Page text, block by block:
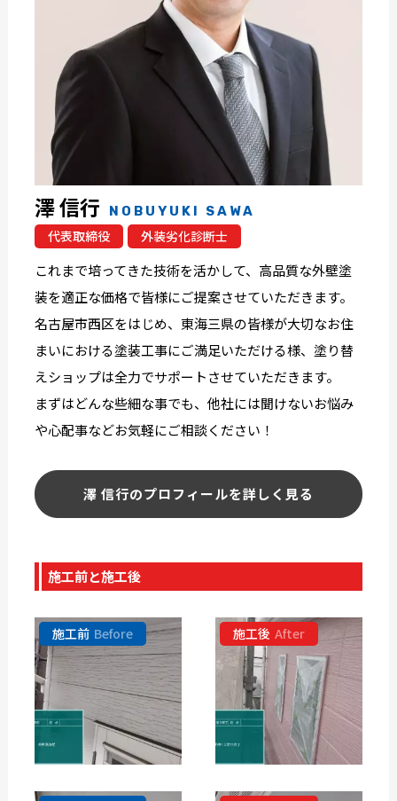
澤 信行 NOBUYUKI SAWA
代表取締役 外装劣化診断士
これまで培ってきた技術を活かして、高品質な外壁塗
装を適正な価格で皆様にご提案させていただきます。
名古屋市西区をはじめ、東海三県の皆様が大切なお住
まいにおける塗装工事にご満足いただける様、塗り替
えショップは全力でサポートさせていただきます。
まずはどんな些細な事でも、他社には聞けないお悩み
や心配事などお気軽にご相談ください！
澤 信行のプロフィールを詳しく見る
施工前と施工後
施工前 Before 施工後 After